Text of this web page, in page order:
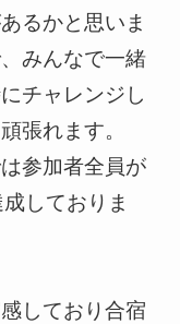
るかと思いま
みんなで一緒
チャレンジし
張れます。
参加者全員が
しておりま
しており合宿